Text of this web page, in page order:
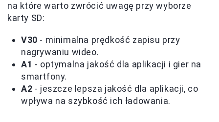
na które warto zwrócić uwagę przy wyborze
karty SD:
V30 - minimalna prędkość zapisu przy
nagrywaniu wideo.
A1 - optymalna jakość dla aplikacji i gier na
smartfony.
A2 - jeszcze lepsza jakość dla aplikacji, co
wpływa na szybkość ich ładowania.